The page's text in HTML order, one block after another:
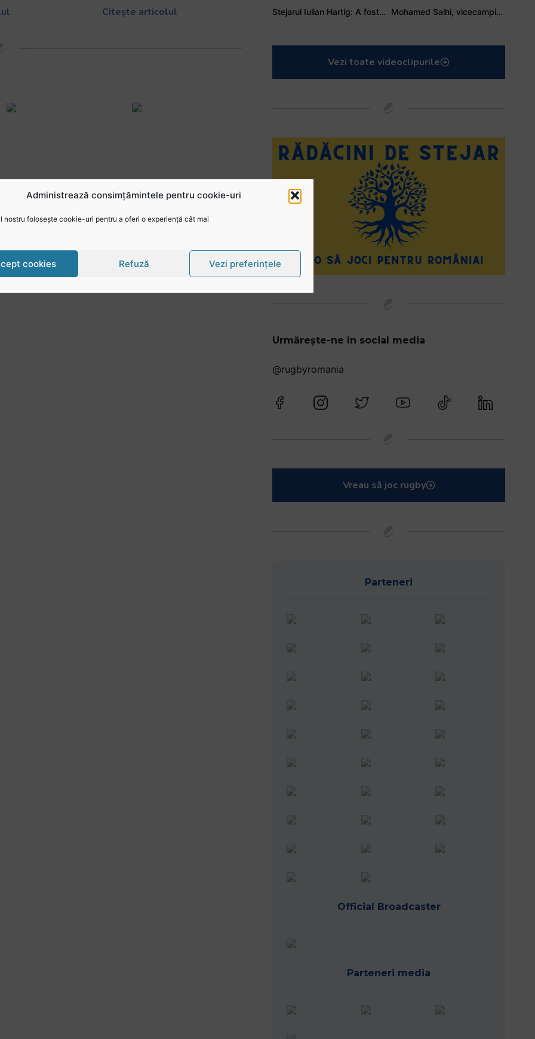
Administrează consimțămintele pentru cookie-uri
nostru folosește cookie-uri pentru a oferi o experiență cât mai
cookies Refuză Vezi preferințele
Citește articolul
Stejarul Iulian Hartig: A fost un turneu care a unit mai mult echipa Mohamed Salhi, vicecampion național juniori I: Rugby-ul te învață să accepți și înfrângerile
Vezi toate videoclipurile
Urmărește-ne în social media
@rugbyromania
Vreau să joc rugby
Parteneri
Official Broadcaster
Parteneri media